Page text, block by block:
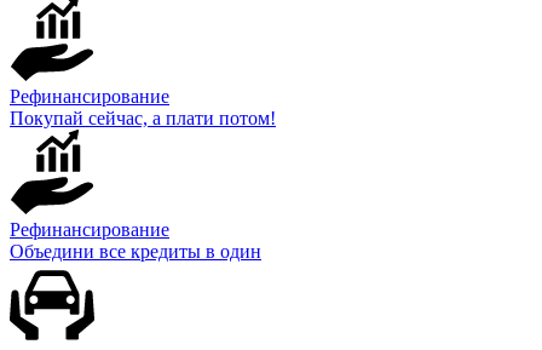
Рефинансирование
Покупай сейчас, а плати потом!
Рефинансирование
Объедини все кредиты в один